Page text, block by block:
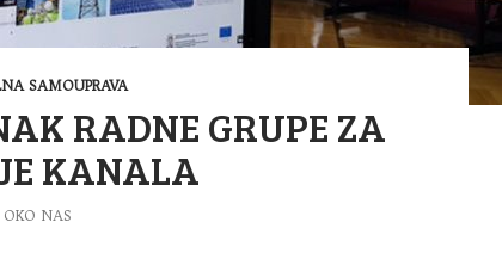
SAMOUPRAVA
RADNE GRUPE ZA
KANALA
OKO NAS